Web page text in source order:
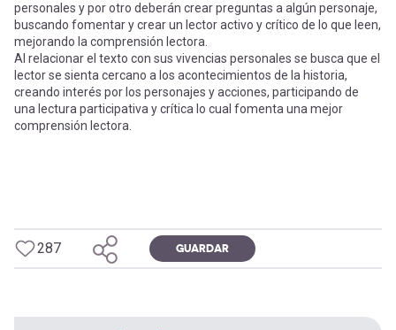
personales y por otro deberán crear preguntas a algún personaje,
buscando fomentar y crear un lector activo y crítico de lo que leen,
mejorando la comprensión lectora.
Al relacionar el texto con sus vivencias personales se busca que el
lector se sienta cercano a los acontecimientos de la historia,
creando interés por los personajes y acciones, participando de
una lectura participativa y crítica lo cual fomenta una mejor
comprensión lectora.
287 GUARDAR